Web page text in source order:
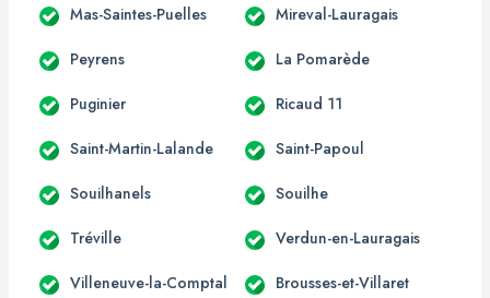
Mas-Saintes-Puelles Mireval-Lauragais
Peyrens La Pomarède
Puginier Ricaud 11
Saint-Martin-Lalande Saint-Papoul
Souilhanels Souilhe
Tréville Verdun-en-Lauragais
Villeneuve-la-Comptal Brousses-et-Villaret